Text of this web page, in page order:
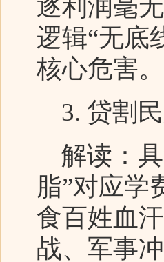
逐利润毫
逻辑“无底
核心危害。
3. 贷割
解读：具
脂”对应学
食百姓血
战、军事